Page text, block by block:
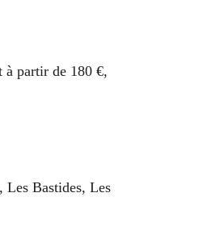
à partir de 180 €,
Les Bastides, Les